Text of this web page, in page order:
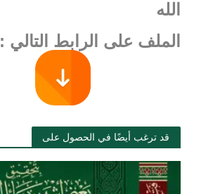
الله
الملف على الرابط التالي :
قد ترغب أيضًا في الحصول على